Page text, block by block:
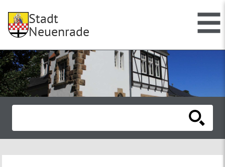
Stadt
Neuenrade